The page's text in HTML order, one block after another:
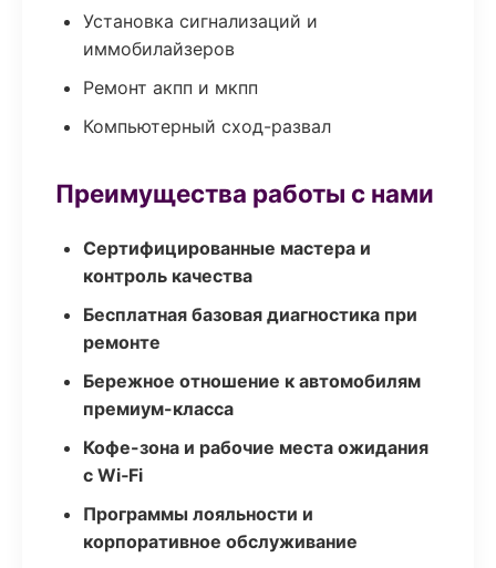
Установка сигнализаций и
иммобилайзеров
Ремонт акпп и мкпп
Компьютерный сход-развал
Преимущества работы с нами
Сертифицированные мастера и
контроль качества
Бесплатная базовая диагностика при
ремонте
Бережное отношение к автомобилям
премиум-класса
Кофе-зона и рабочие места ожидания
с Wi‑Fi
Программы лояльности и
корпоративное обслуживание